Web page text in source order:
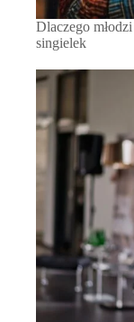
Dlaczego
singielek